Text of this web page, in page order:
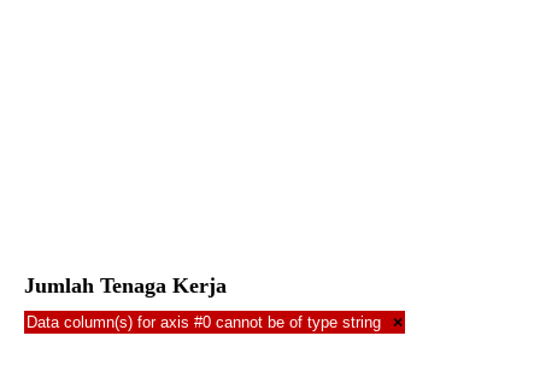
Jumlah Tenaga Kerja
Data column(s) for axis #0 cannot be of type string ×